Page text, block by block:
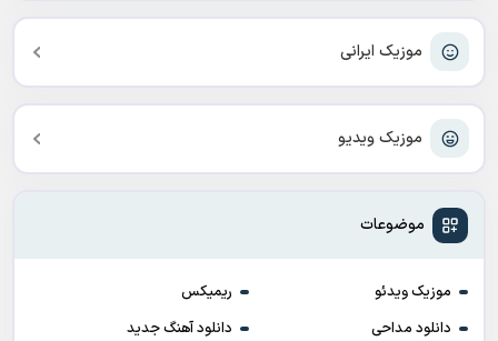
موزیک ایرانی
موزیک ویدیو
موضوعات
موزیک ویدئو
ریمیکس
دانلود مداحی
دانلود آهنگ جدید